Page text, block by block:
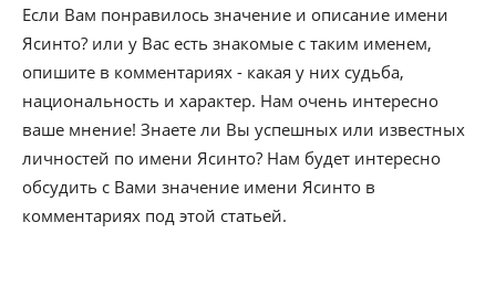
Если Вам понравилось значение и описание имени
Ясинто? или у Вас есть знакомые с таким именем,
опишите в комментариях - какая у них судьба,
национальность и характер. Нам очень интересно
ваше мнение! Знаете ли Вы успешных или известных
личностей по имени Ясинто? Нам будет интересно
обсудить с Вами значение имени Ясинто в
комментариях под этой статьей.